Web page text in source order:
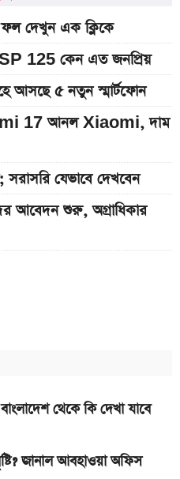
ফল দেখুন এক ক্লিকে
SP 125 কেন এত জনপ্রিয়
আসছে ৫ নতুন স্মার্টফোন
17 আনল Xiaomi, দাম
সরাসরি যেভাবে দেখবেন
আবেদন শুরু, অগ্রাধিকার
ডিসপ্লে
একক্লিকে ফল দেখুন
থেকে কি দেখা যাবে
জানাল আবহাওয়া অফিস